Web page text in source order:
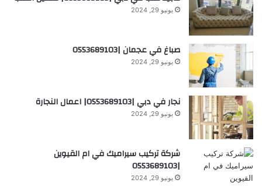
يونيو 29, 2024
صباغ في عجمان |0553689103
يونيو 29, 2024
نجار في دبي |0553689103| اعمال النجارة
يونيو 29, 2024
شركة تركيب سيراميك في ام القيوين
|0553689103
يونيو 29, 2024